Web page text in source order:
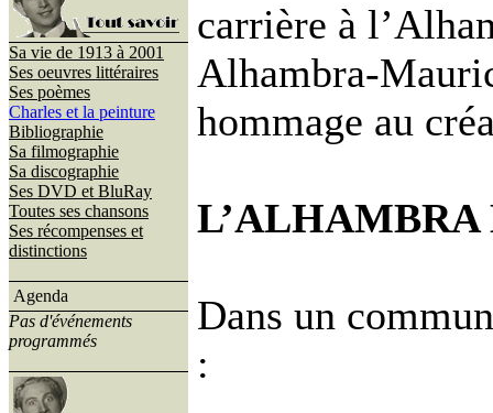
Sa vie de 1913 à 2001
Ses oeuvres littéraires
Ses poèmes
Charles et la peinture
Bibliographie
Sa filmographie
Sa discographie
Ses DVD et BluRay
Toutes ses chansons
Ses récompenses et
distinctions
Agenda
Pas d'événements
programmés
carrière à
Alhambra-
hommage au
L’ALHAMBRA
Dans un
: